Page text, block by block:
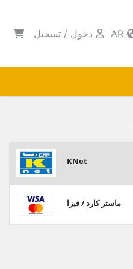
دخول / تسجيل
KNet
ماستر كارد / فيزا